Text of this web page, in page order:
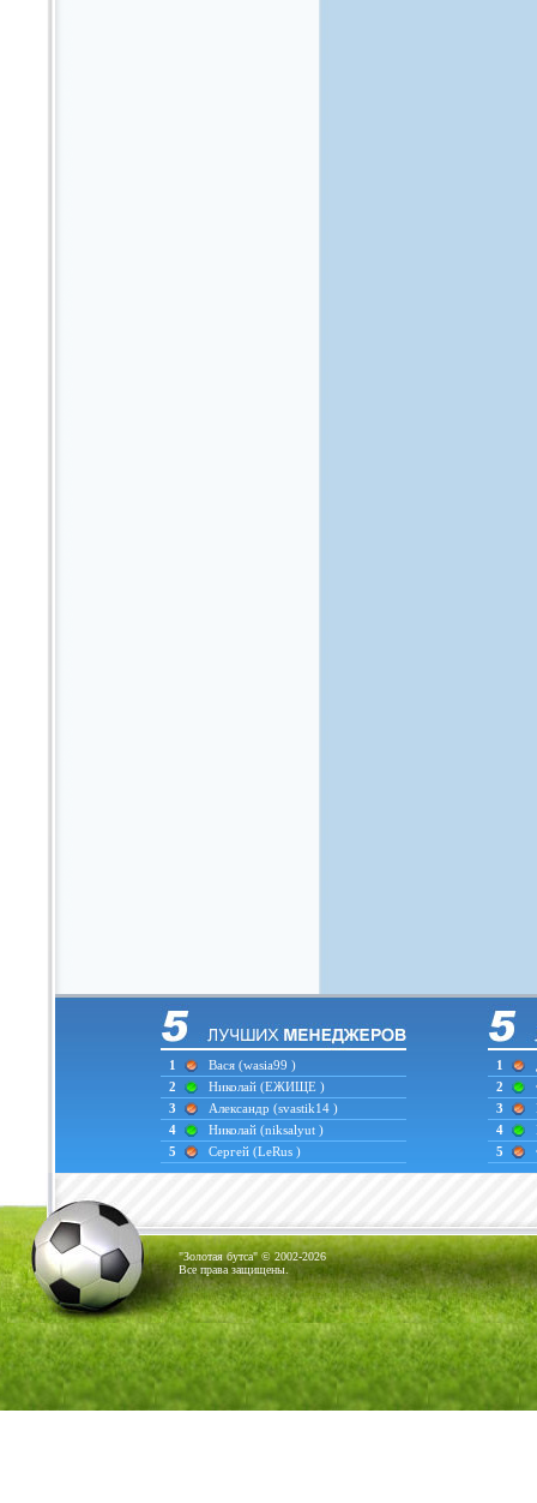
1 Вася (wasia99 )
2
Николай (ЕЖИЩЕ )
3
Александр (svastik14 )
4
Николай (niksalyut )
5
Сергей (LeRus )
1
2
3
4
5
"Золотая бутса" © 2002-2026
Все права защищены.